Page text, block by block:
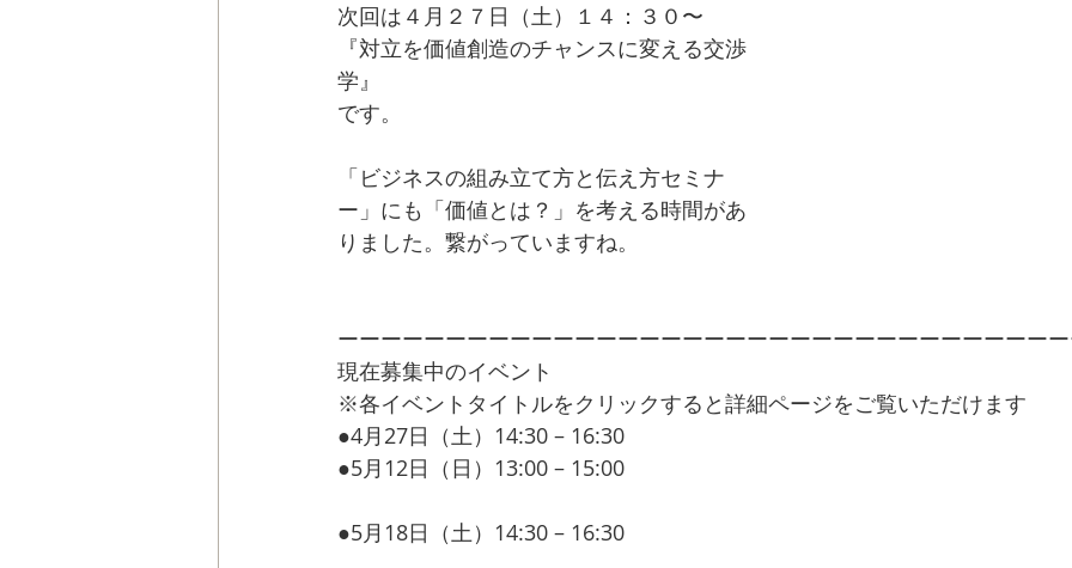
次回は４月２７日（土）１４：３０〜
『対立を価値創造のチャンスに変える交渉
学』
です。
「ビジネスの組み立て方と伝え方セミナ
ー」にも「価値とは？」を考える時間があ
りました。繋がっていますね。
ーーーーーーーーーーーーーーーーーーーーーーーーーーーーーーーーー
現在募集中のイベント
※各イベントタイトルをクリックすると詳細ページをご覧いただけます
●4月27日（土）14:30 – 16:30
●5月12日（日）13:00 – 15:00
●5月18日（土）14:30 – 16:30